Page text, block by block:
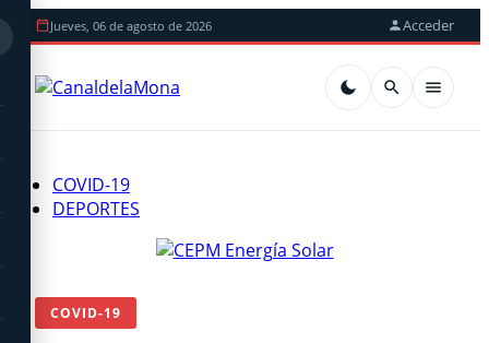
Jueves, 06 de agosto de 2026 Acceder
COVID-19
DEPORTES
COVID-19